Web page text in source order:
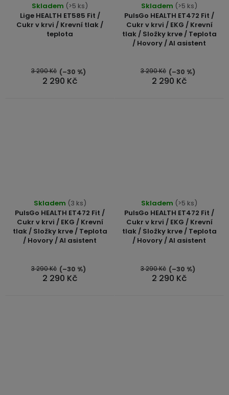
Lige HEALTH ET585 Fit /
Cukr v krvi / Krevní tlak /
teplota
hodnocení
produktu
je
5
hvězdiček.
Skladem (>5 ks)
2 290 Kč
3 290 Kč (–30 %)
PulsGo HEALTH ET472 Fit /
Cukr v krvi / EKG / Krevní
tlak / Složky krve / Teplota
/ Hovory / AI asistent
hodnocení
produktu
je
5,0
5
hvězdiček.
Skladem (>5 ks)
2 290 Kč
3 290 Kč (–30 %)
PulsGo HEALTH ET472 Fit /
Cukr v krvi / EKG / Krevní
tlak / Složky krve / Teplota
/ Hovory / AI asistent
Skladem (3 ks)
2 290 Kč
3 290 Kč (–30 %)
PulsGo HEALTH ET472 Fit /
Cukr v krvi / EKG / Krevní
tlak / Složky krve / Teplota
/ Hovory / AI asistent
Skladem (>5 ks)
2 290 Kč
3 290 Kč (–30 %)